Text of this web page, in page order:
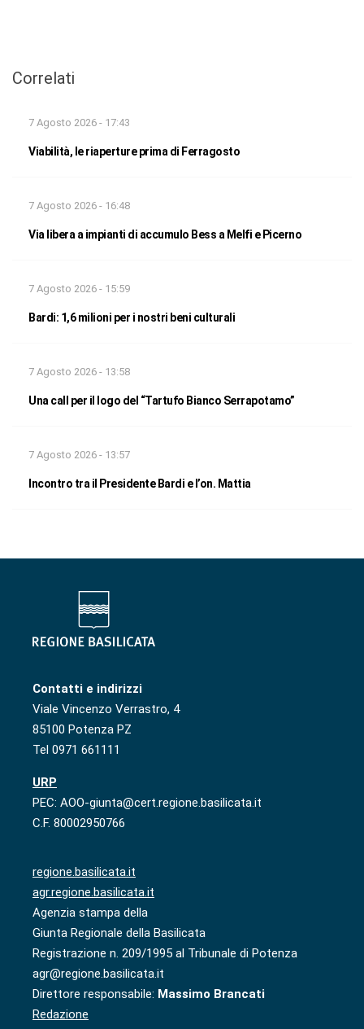
Correlati
7 Agosto 2026 - 17:43
Viabilità, le riaperture prima di Ferragosto
7 Agosto 2026 - 16:48
Via libera a impianti di accumulo Bess a Melfi e Picerno
7 Agosto 2026 - 15:59
Bardi: 1,6 milioni per i nostri beni culturali
7 Agosto 2026 - 13:58
Una call per il logo del “Tartufo Bianco Serrapotamo”
7 Agosto 2026 - 13:57
Incontro tra il Presidente Bardi e l’on. Mattia
Contatti e indirizzi
Viale Vincenzo Verrastro, 4
85100 Potenza PZ
Tel 0971 661111
URP
PEC: AOO-giunta@cert.regione.basilicata.it
C.F. 80002950766
regione.basilicata.it
agr.regione.basilicata.it
Agenzia stampa della
Giunta Regionale della Basilicata
Registrazione n. 209/1995 al Tribunale di Potenza
agr@regione.basilicata.it
Direttore responsabile: Massimo Brancati
Redazione